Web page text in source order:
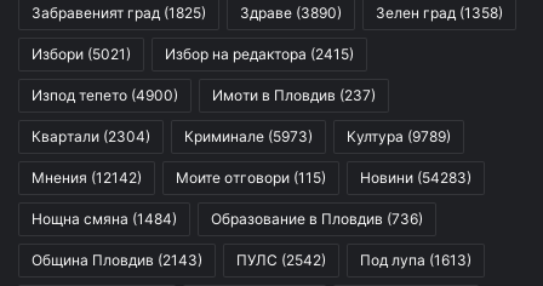
Забравеният град (1825) Здраве (3890) Зелен град (1358)
Избори (5021) Избор на редактора (2415)
Изпод тепето (4900) Имоти в Пловдив (237)
Квартали (2304) Криминале (5973) Култура (9789)
Мнения (12142) Моите отговори (115) Новини (54283)
Нощна смяна (1484) Образование в Пловдив (736)
Община Пловдив (2143) ПУЛС (2542) Под лупа (1613)